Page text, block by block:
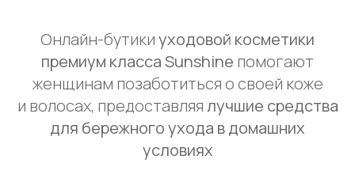
Онлайн-бутикиуходовой косметики
премиум класса Sunshine помогают
женщинам позаботиться о своей коже
и волосах, предоставляялучшие средства
для бережного ухода в домашних
условиях